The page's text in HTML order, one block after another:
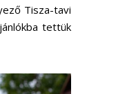
Tisza-tavi
tettük